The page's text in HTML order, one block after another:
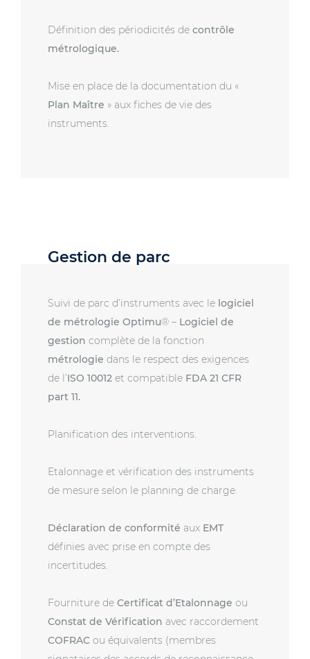
Définition des périodicités de contrôle
métrologique.
Mise en place de la documentation du «
Plan Maître » aux fiches de vie des
instruments.
Gestion de parc
Suivi de parc d’instruments avec le logiciel
de métrologie Optimu® – Logiciel de
gestion complète de la fonction
métrologie dans le respect des exigences
de l’ISO 10012 et compatible FDA 21 CFR
part 11.
Planification des interventions.
Etalonnage et vérification des instruments
de mesure selon le planning de charge.
Déclaration de conformité aux EMT
définies avec prise en compte des
incertitudes.
Fourniture de Certificat d’Etalonnage ou
Constat de Vérification avec raccordement
COFRACou équivalents (membres